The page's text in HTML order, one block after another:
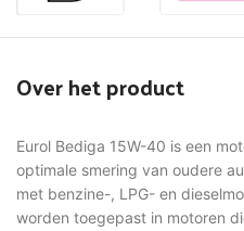
Over het product
Eurol Bediga 15W-40 is een
optimale smering van oudere
met benzine-, LPG- en
worden toegepast in motoren